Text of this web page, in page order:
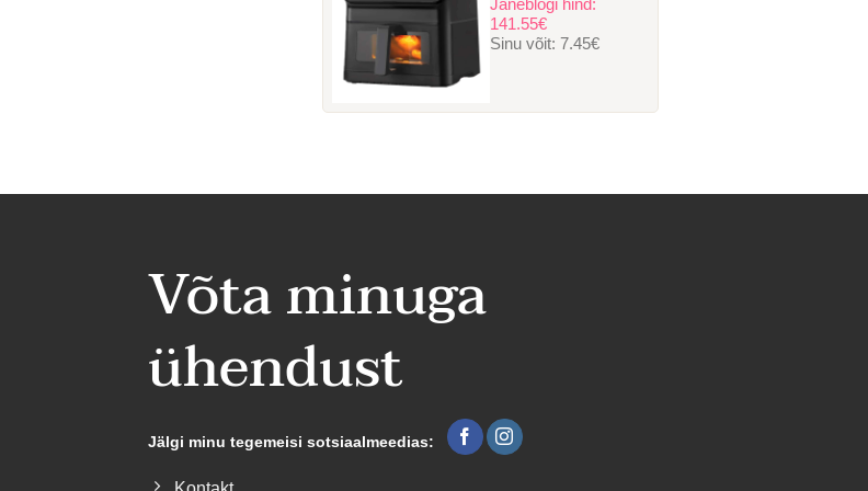
141.55€
Sinu võit:7.45€
Võta minuga
ühendust
Jälgi minu tegemeisi sotsiaalmeedias: